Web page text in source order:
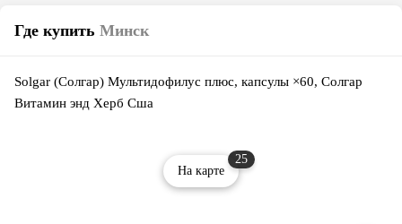
Где купить Минск
Solgar (Солгар) Мультидофилус плюс, капсулы ×60, Солгар
Витамин энд Херб Сша
На карте
25